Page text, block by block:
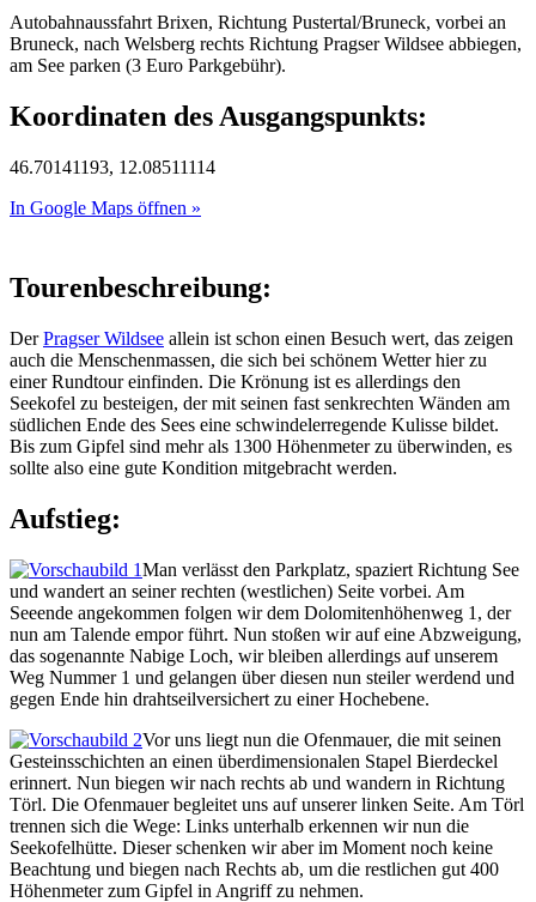
Autobahnaussfahrt Brixen, Richtung Pustertal/Bruneck, vorbei an
Bruneck, nach Welsberg rechts Richtung Pragser Wildsee abbiegen,
am See parken (3 Euro Parkgebühr).
Koordinaten des Ausgangspunkts:
46.70141193, 12.08511114
In Google Maps öffnen »
Tourenbeschreibung:
DerPragser Wildsee allein ist schon einen Besuch wert, das zeigen
auch die Menschenmassen, die sich bei schönem Wetter hier zu
einer Rundtour einfinden. Die Krönung ist es allerdings den
Seekofel zu besteigen, der mit seinen fast senkrechten Wänden am
südlichen Ende des Sees eine schwindelerregende Kulisse bildet.
Bis zum Gipfel sind mehr als 1300 Höhenmeter zu überwinden, es
sollte also eine gute Kondition mitgebracht werden.
Aufstieg:
Man verlässt den Parkplatz, spaziert Richtung See
und wandert an seiner rechten (westlichen) Seite vorbei. Am
Seeende angekommen folgen wir dem Dolomitenhöhenweg 1, der
nun am Talende empor führt. Nun stoßen wir auf eine Abzweigung,
das sogenannte Nabige Loch, wir bleiben allerdings auf unserem
Weg Nummer 1 und gelangen über diesen nun steiler werdend und
gegen Ende hin drahtseilversichert zu einer Hochebene.
Vor uns liegt nun die Ofenmauer, die mit seinen
Gesteinsschichten an einen überdimensionalen Stapel Bierdeckel
erinnert. Nun biegen wir nach rechts ab und wandern in Richtung
Törl. Die Ofenmauer begleitet uns auf unserer linken Seite. Am Törl
trennen sich die Wege: Links unterhalb erkennen wir nun die
Seekofelhütte. Dieser schenken wir aber im Moment noch keine
Beachtung und biegen nach Rechts ab, um die restlichen gut 400
Höhenmeter zum Gipfel in Angriff zu nehmen.